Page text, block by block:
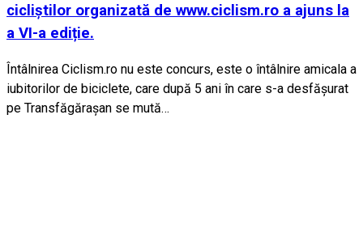
cicliștilor organizată de www.ciclism.ro a ajuns la
a VI-a ediție.
Întâlnirea Ciclism.ro nu este concurs, este o întâlnire amicala a
iubitorilor de biciclete, care după 5 ani în care s-a desfășurat
pe Transfăgărașan se mută…